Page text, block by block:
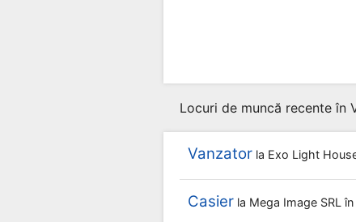
Locuri de muncă recente în
Vanzator la Exo Light
Casier la Mega Image SRL